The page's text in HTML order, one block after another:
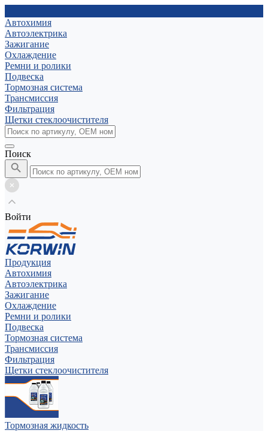
Автохимия
Автоэлектрика
Зажигание
Охлаждение
Ремни и ролики
Подвеска
Тормозная система
Трансмиссия
Фильтрация
Щетки стеклоочистителя
Поиск
Войти
Продукция
Автохимия
Автоэлектрика
Зажигание
Охлаждение
Ремни и ролики
Подвеска
Тормозная система
Трансмиссия
Фильтрация
Щетки стеклоочистителя
Тормозная жидкость